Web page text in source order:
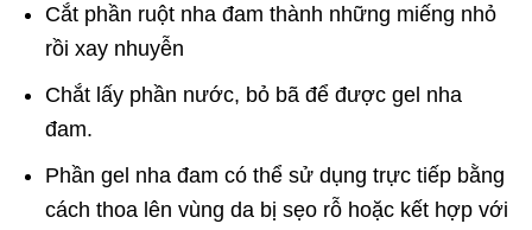
Cắt phần ruột nha đam thành những miếng nhỏ
rồi xay nhuyễn
Chắt lấy phần nước, bỏ bã để được gel nha
đam.
Phần gel nha đam có thể sử dụng trực tiếp bằng
cách thoa lên vùng da bị sẹo rỗ hoặc kết hợp với